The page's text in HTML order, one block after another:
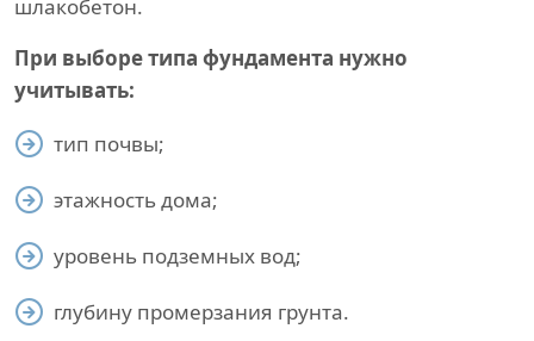
шлакобетон.
При выборе типа фундамента нужно
учитывать:
тип почвы;
этажность дома;
уровень подземных вод;
глубину промерзания грунта.